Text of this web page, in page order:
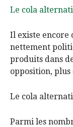
Le cola
Il existe encore
nettement
produits dans
opposition, plus
Le cola
Parmi les